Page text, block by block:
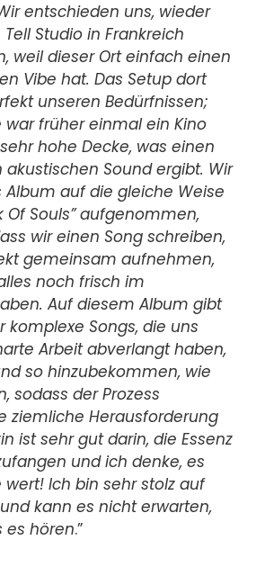
entschieden uns, wieder
Studio in Frankreich
weil dieser Ort einfach einen
Vibe hat. Das Setup dort
unseren Bedürfnissen;
war früher einmal ein Kino
hohe Decke, was einen
Sound ergibt. Wir
auf die gleiche Weise
Of Souls” aufgenommen,
wir einen Song schreiben,
gemeinsam aufnehmen,
noch frisch im
Auf diesem Album gibt
komplexe Songs, die uns
Arbeit abverlangt haben,
so hinzubekommen, wie
sodass der Prozess
ziemliche Herausforderung
ist sehr gut darin, die Essenz
und ich denke, es
wert! Ich bin sehr stolz auf
kann es nicht erwarten,
es hören.”